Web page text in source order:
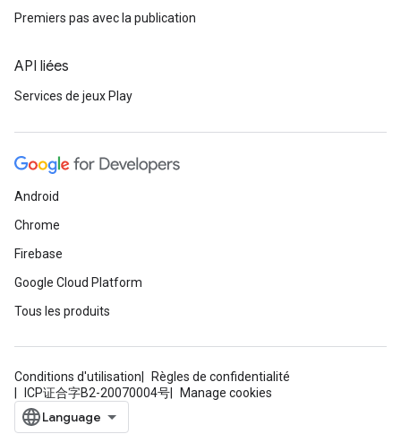
Premiers pas avec la publication
API liées
Services de jeux Play
Android
Chrome
Firebase
Google Cloud Platform
Tous les produits
Conditions d'utilisation
Règles de confidentialité
ICP证合字B2-20070004号
Manage cookies